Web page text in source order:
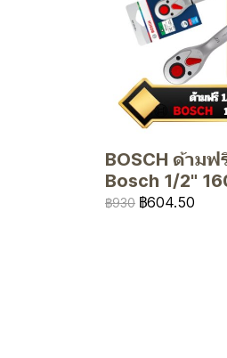
BOSCH ด้าม
Bosch 1/2"
฿930 ฿604.50